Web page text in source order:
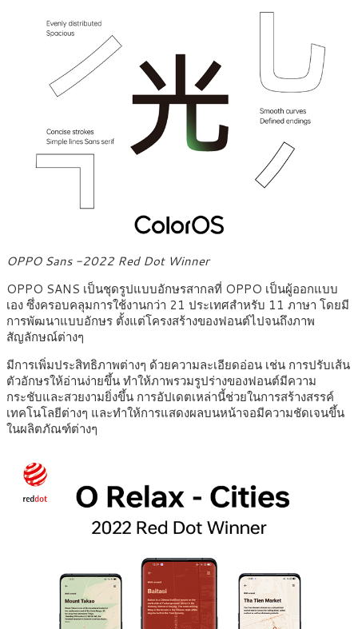
OPPO Sans -2022 Red Dot Winner
OPPO SANS เป็นชุดรูปแบบอักษรสากลที่ OPPO เป็นผู้ออกแบบ
เอง ซึ่งครอบคลุมการใช้งานกว่า 21 ประเทศสำหรับ 11 ภาษา โดยมี
การพัฒนาแบบอักษร ตั้งแต่โครงสร้างของฟอนต์ไปจนถึงภาพ
สัญลักษณ์ต่างๆ
มีการเพิ่มประสิทธิภาพต่างๆ ด้วยความละเอียดอ่อน เช่น การปรับเส้น
ตัวอักษรให้อ่านง่ายขึ้น ทำให้ภาพรวมรูปร่างของฟอนต์มีความ
กระชับและสวยงามยิ่งขึ้น การอัปเดตเหล่านี้ช่วยในการสร้างสรรค์
เทคโนโลยีต่างๆ และทำให้การแสดงผลบนหน้าจอมีความชัดเจนขึ้น
ในผลิตภัณฑ์ต่างๆ